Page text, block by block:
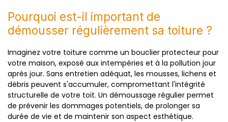
Pourquoi est-il important de
démousser régulièrement sa toiture ?
Imaginez votre toiture comme un bouclier protecteur pour
votre maison, exposé aux intempéries et à la pollution jour
après jour. Sans entretien adéquat, les mousses, lichens et
débris peuvent s'accumuler, compromettant l'intégrité
structurelle de votre toit. Un démoussage régulier permet
de prévenir les dommages potentiels, de prolonger sa
durée de vie et de maintenir son aspect esthétique.